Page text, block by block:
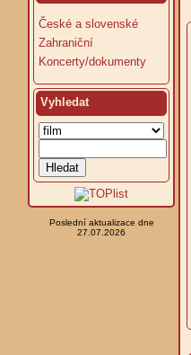
České a slovenské
Zahraniční
Koncerty/dokumenty
Vyhledat
Poslední aktualizace dne
27.07.2026